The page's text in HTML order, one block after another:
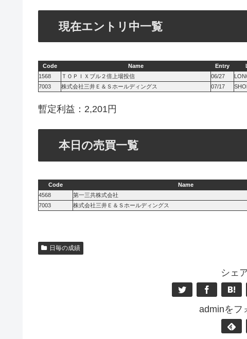
現在エントリ中一覧
Code Name Entry
1568
ＴＯＰＩＸブル２倍上場投信 06/27
7003
株式会社三井Ｅ＆Ｓホールディングス 07/17
暫定利益：2,201円
本日の売買一覧
Code Name
4568
第一三共株式会社
7003
株式会社三井Ｅ＆Ｓホールディングス
日毎の成績
シェ
adminをフ